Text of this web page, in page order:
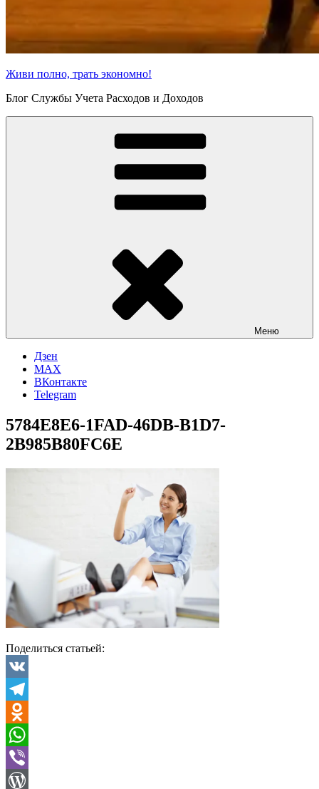
Живи полно, трать экономно!
Блог Службы Учета Расходов и Доходов
Меню
Дзен
MAX
ВКонтакте
Telegram
5784E8E6-1FAD-46DB-B1D7-
2B985B80FC6E
Поделиться статьей:
VK
Telegram
Odnoklassniki
WhatsApp
Viber